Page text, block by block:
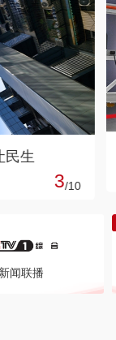
科创转化链路
新闻联播